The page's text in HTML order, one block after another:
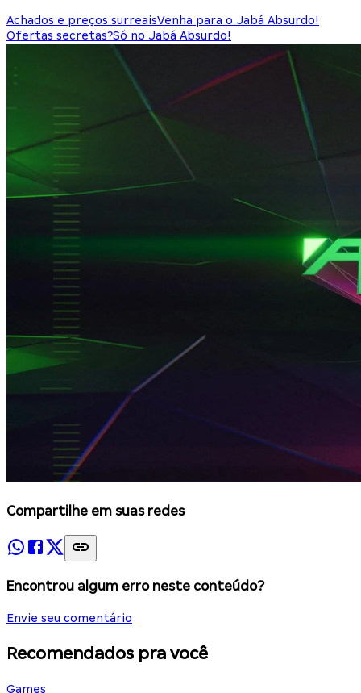
Achados e preços surreaisVenha para o Jabá Absurdo!
Ofertas secretas?Só no Jabá Absurdo!
Compartilhe em suas redes
Encontrou algum erro neste conteúdo?
Envie seu comentário
Recomendados pra você
Games